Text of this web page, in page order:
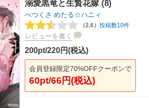
溺愛黒竜と生贄花嫁 (8)
べつくさ めたる☆ハニィ
（2.6） 投稿数10件
レビューを書く
200pt/220円(税込)
会員登録限定70%OFFクーポンで
60pt/66円(税込)